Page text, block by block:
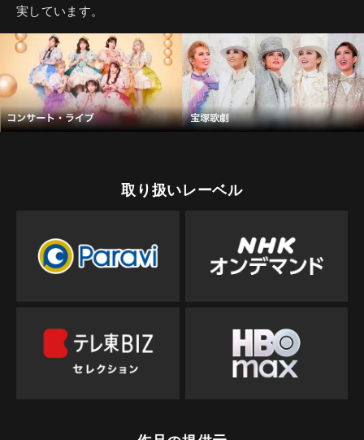
実しています。
取り扱いレーベル